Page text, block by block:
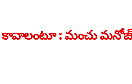
కావాలంటూ : మంచు మనోజ్